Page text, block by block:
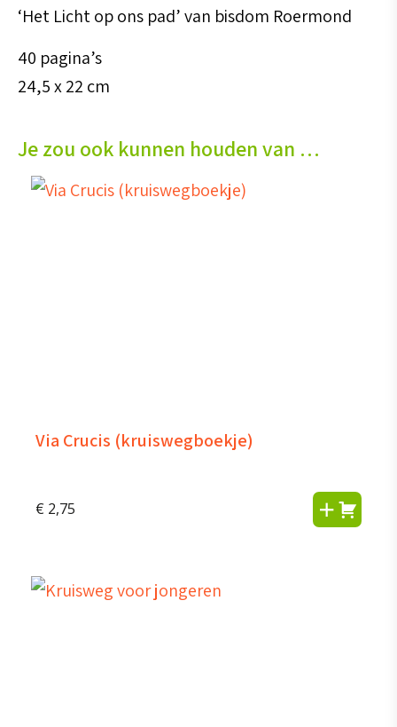
‘Het Licht op ons pad’ van bisdom Roermond
40 pagina’s
24,5 x 22 cm
Je zou ook kunnen houden van …
Via Crucis (kruiswegboekje)
€ 2,75